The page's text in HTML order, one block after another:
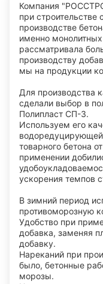
Компания
при
производстве
именно
рассматривала
производству
мы на продукции
Для производства
сделали выбор в
Полипласт СП-3.
Используем его
водоредуцирующей
товарного бетона
применении
ускорения темпов
В зимний период
противоморозную
Удобство при
добавка, заменяя
добавку.
Нареканий при
было, бетонные
морозы.